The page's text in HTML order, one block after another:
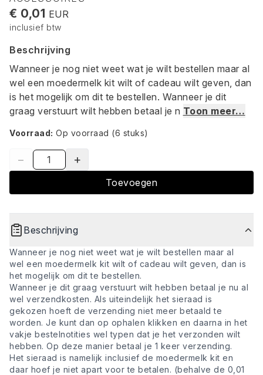
€ 0,01 EUR
inclusief btw
Beschrijving
Wanneer je nog niet weet wat je wilt bestellen maar al
wel een moedermelk kit wilt of cadeau wilt geven, dan
is het mogelijk om dit te bestellen. Wanneer je dit
graag verstuurt wilt hebben betaal je n Toon meer…
Voorraad: Op voorraad (6 stuks)
− +
Toevoegen
Beschrijving
Wanneer je nog niet weet wat je wilt bestellen maar al
wel een moedermelk kit wilt of cadeau wilt geven, dan is
het mogelijk om dit te bestellen.
Wanneer je dit graag verstuurt wilt hebben betaal je nu al
wel verzendkosten. Als uiteindelijk het sieraad is
gekozen hoeft de verzending niet meer betaald te
worden. Je kunt dan op ophalen klikken en daarna in het
vakje bestelnotities wel typen dat je het verzonden wilt
hebben. Op deze manier betaal je 1 keer verzending.
Het sieraad is namelijk inclusief de moedermelk kit en
daar hoef je niet apart voor te betalen. (behalve de 0,01